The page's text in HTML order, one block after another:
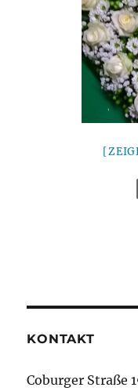
KONTAKT
Coburger Straße